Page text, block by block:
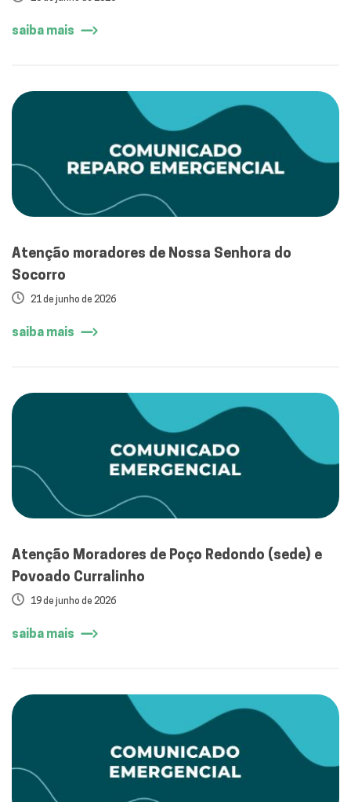
saiba mais
Atenção moradores de Nossa Senhora do
Socorro
21 de junho de 2026
saiba mais
Atenção Moradores de Poço Redondo (sede) e
Povoado Curralinho
19 de junho de 2026
saiba mais